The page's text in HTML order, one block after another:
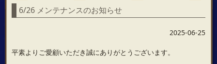
6/26 メンテナンスのお知らせ
2025-06-25
平素よりご愛顧いただき誠にありがとうございます。